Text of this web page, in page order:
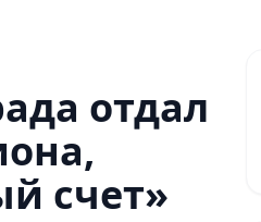
счет»
отдал
счет»